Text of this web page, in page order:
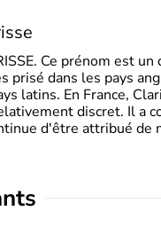
Ce prénom est
prisé dans les pays
latins. En France,
discret. Il a
d'être attribué de